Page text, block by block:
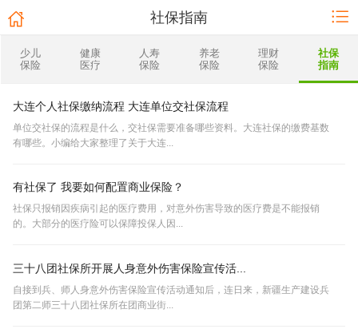
社保指南
少儿
保险
健康
医疗
人寿
保险
养老
保险
理财
保险
社保
指南
大连个人社保缴纳流程 大连单位交社保流程
单位交社保的流程是什么，交社保需要准备哪些资料。大连社保的缴费基数
有哪些。小编给大家整理了关于大连...
有社保了 我要如何配置商业保险？
社保只报销因疾病引起的医疗费用，对意外伤害导致的医疗费是不能报销
的。大部分的医疗险可以保障投保人因...
三十八团社保所开展人身意外伤害保险宣传活...
自接到兵、师人身意外伤害保险宣传活动通知后，连日来，新疆生产建设兵
团第二师三十八团社保所在团商业街...